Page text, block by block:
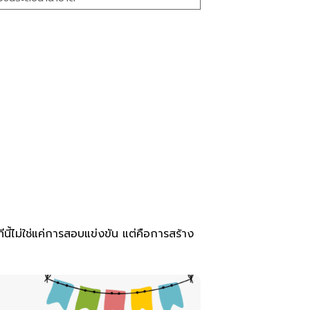
ไม่ใช่แค่การสอบแข่งขัน แต่คือการสร้าง